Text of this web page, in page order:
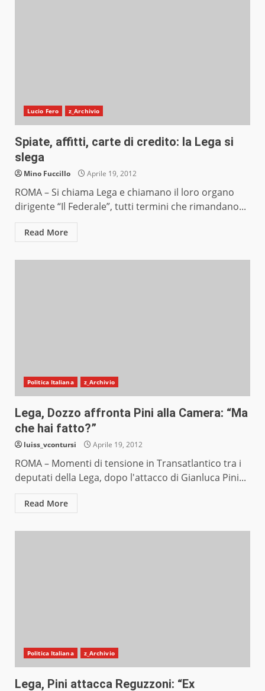
Lucio Fero z_Archivio
Spiate, affitti, carte di credito: la Lega si
slega
Mino Fuccillo Aprile 19, 2012
ROMA – Si chiama Lega e chiamano il loro organo
dirigente “Il Federale”, tutti termini che rimandano...
Read More
Politica Italiana z_Archivio
Lega, Dozzo affronta Pini alla Camera: “Ma
che hai fatto?”
luiss_vcontursi Aprile 19, 2012
ROMA – Momenti di tensione in Transatlantico tra i
deputati della Lega, dopo l'attacco di Gianluca Pini...
Read More
Politica Italiana z_Archivio
Lega, Pini attacca Reguzzoni: “Ex